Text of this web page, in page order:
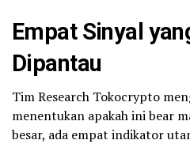
Empat Sinyal
Dipantau
Tim Research Tokocrypto
menentukan apakah ini bear
besar, ada empat indikator